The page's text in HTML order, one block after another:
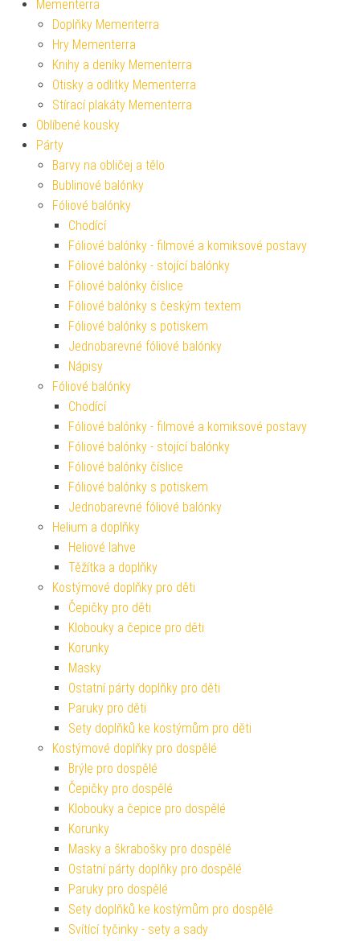
Mementerra
Doplňky Mementerra
Hry Mementerra
Knihy a deníky Mementerra
Otisky a odlitky Mementerra
Stírací plakáty Mementerra
Oblíbené kousky
Párty
Barvy na obličej a tělo
Bublinové balónky
Fóliové balónky
Chodící
Fóliové balónky - filmové a komiksové postavy
Fóliové balónky - stojící balónky
Fóliové balónky číslice
Fóliové balónky s českým textem
Fóliové balónky s potiskem
Jednobarevné fóliové balónky
Nápisy
Fóliové balónky
Chodící
Fóliové balónky - filmové a komiksové postavy
Fóliové balónky - stojící balónky
Fóliové balónky číslice
Fóliové balónky s potiskem
Jednobarevné fóliové balónky
Helium a doplňky
Heliové lahve
Těžítka a doplňky
Kostýmové doplňky pro děti
Čepičky pro děti
Klobouky a čepice pro děti
Korunky
Masky
Ostatní párty doplňky pro děti
Paruky pro děti
Sety doplňků ke kostýmům pro děti
Kostýmové doplňky pro dospělé
Brýle pro dospělé
Čepičky pro dospělé
Klobouky a čepice pro dospělé
Korunky
Masky a škrabošky pro dospělé
Ostatní párty doplňky pro dospělé
Paruky pro dospělé
Sety doplňků ke kostýmům pro dospělé
Svítící tyčinky - sety a sady